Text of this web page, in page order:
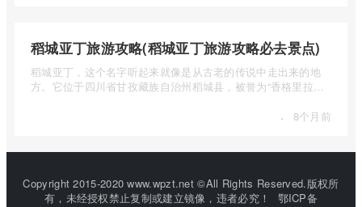
稻城亚丁旅游攻略(稻城亚丁旅游攻略必去景点)
稻城亚丁，这个名字听起来就像是从古老的传说中走出来的地
方。它位于四川省甘孜藏族自治州稻城县，被誉为“香格里拉的
· 8个月前
Copyright 2015-2020 www.wpzt.net ©All Rights Reserved.版权所
有，未经授权禁止复制或建立镜像，违者必究！
鄂ICP备